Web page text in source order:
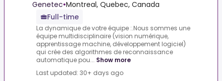
Genetec•Montreal, Quebec, Canada
Full-time
La dynamique de votre équipe :.Nous sommes une
équipe multidisciplinaire (vision numérique,
apprentissage machine, développement logiciel)
qui crée des algorithmes de reconnaissance
automatique pou... Show more
Last updated: 30+ days ago